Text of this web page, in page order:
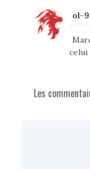
ol-
celui
Les